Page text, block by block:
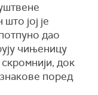
јој је
дао
чињеницу
скромнији, док
поред